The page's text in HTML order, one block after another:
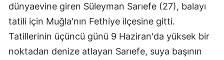
dünyaevine giren Süleyman Sarıefe (27), balayı
tatili için Muğla'nın Fethiye ilçesine gitti.
Tatillerinin üçüncü günü 9 Haziran'da yüksek bir
noktadan denize atlayan Sarıefe, suya başının